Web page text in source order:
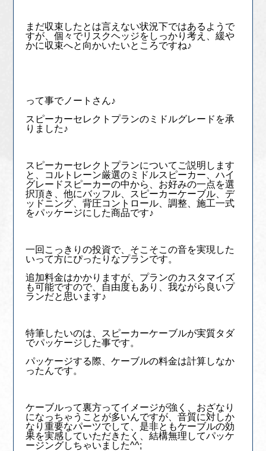
まだ収束したとは言えない状況下ではあるようで
すが、個々でリスクヘッジをしっかり考え、緩や
かに収束へと向かいたいところですね♪
って事でノートさん♪
スピーカーセレクトプランのミドルグレードを承
りました♪
スピーカーセレクトプランについてご説明します
と、コルトレーン厳選のミドルスピーカー、ハイ
グレードスピーカーの中から、お好みの一点を選
択頂き、他にバッフル、スピーカーケーブル、デ
ッドニング、背圧コントロール、調整、施工一式
をパッケージにした商品です♪
一回こっきりの投資で、そこそこの音を実現した
いって方にぴったりなプランです。
追加料金はかかりますが、プランのカスタマイズ
も可能ですので、自由度もあり、我ながら良いプ
ランだと思います♪
特筆したいのは、スピーカーケーブルが実質タダ
でパッケージした事です。
パッケージする際、ケーブルの料金は計算しなか
ったんです。
ケーブルって裏方ってイメージが強く、おざなり
になっちゃうことが多いんですが、音質に対しか
なり重要なパーツでして、是非ともケーブルの効
果を実感していただきたく、結構無理してパッケ
ージングしちゃいました^^;